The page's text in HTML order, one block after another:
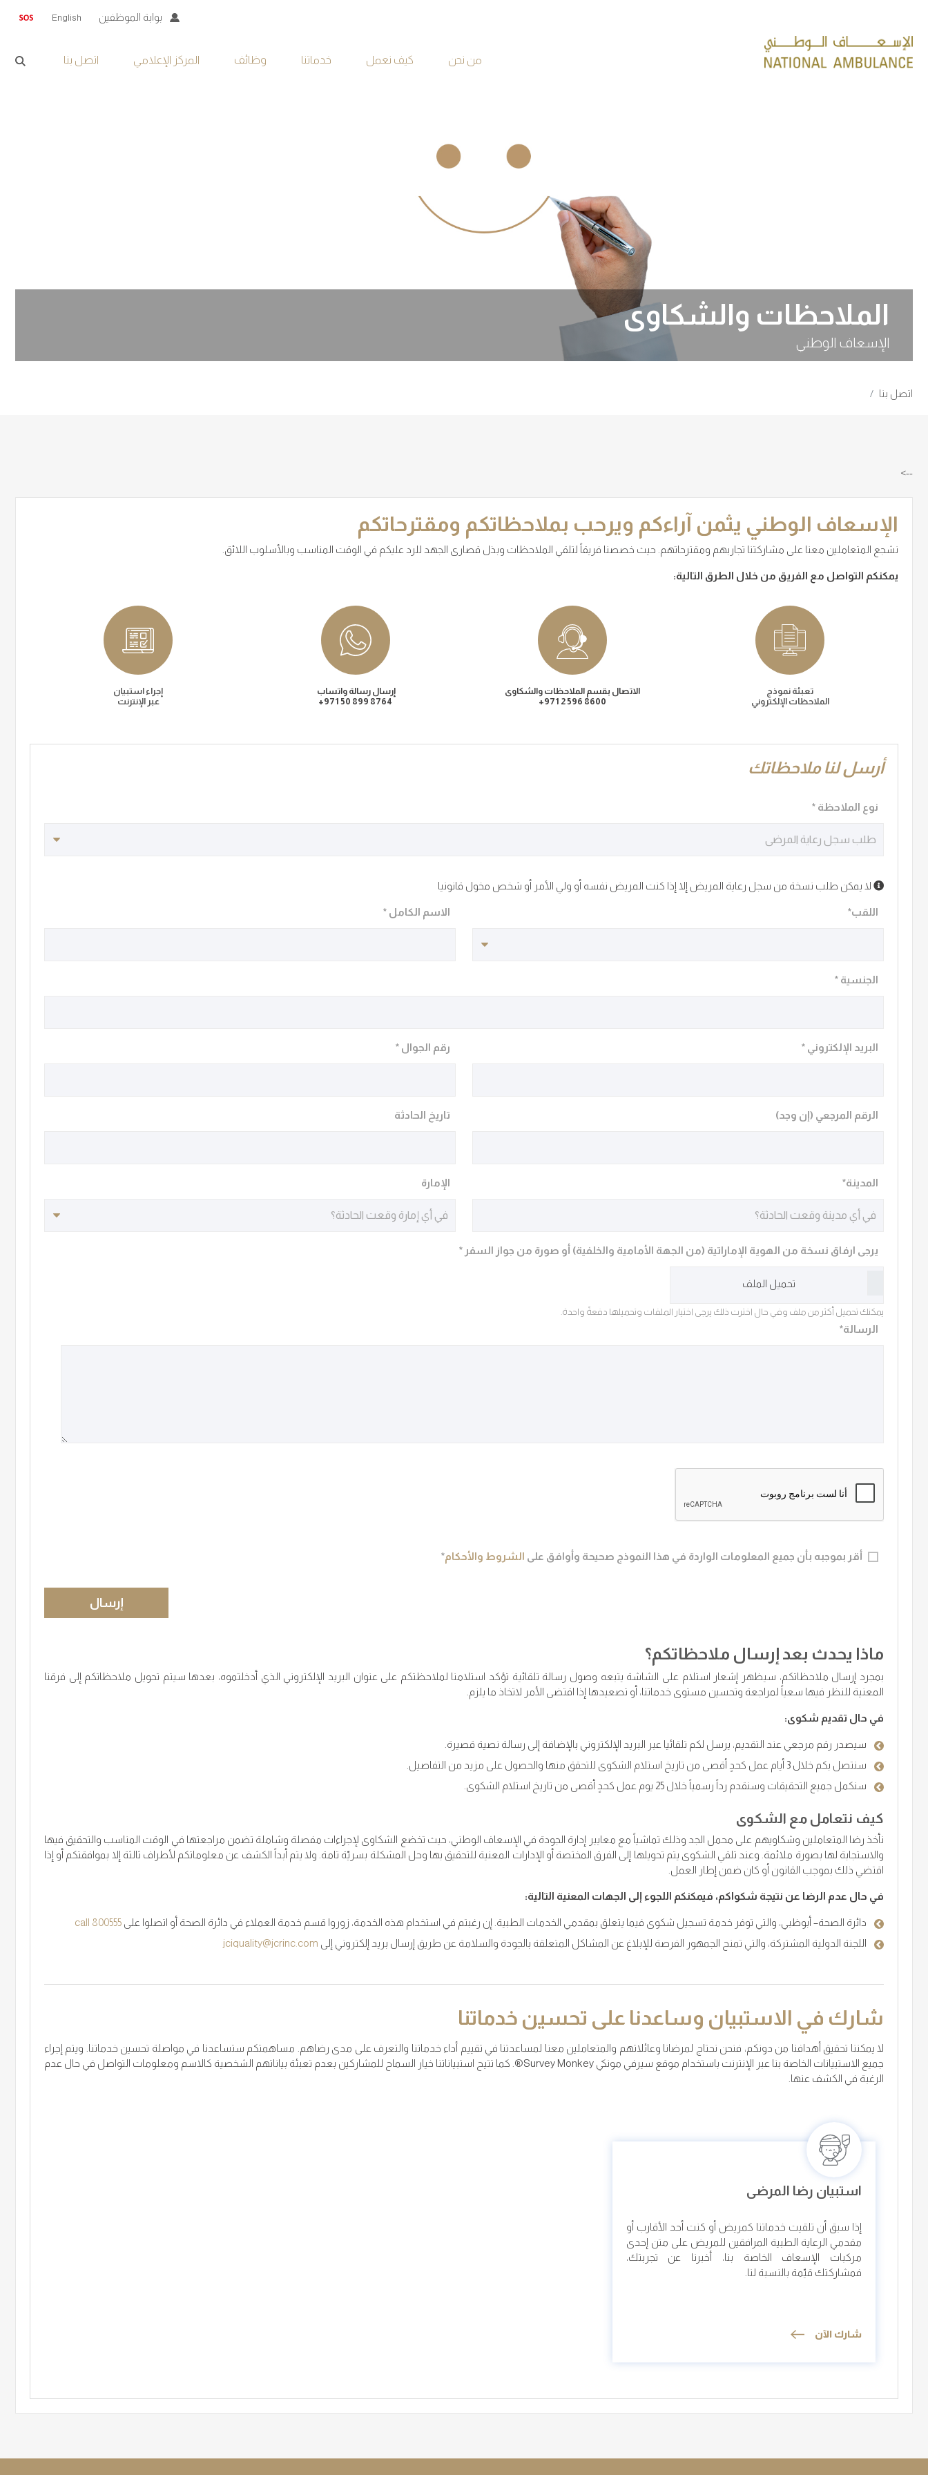
بوابة الموظفين English
من نحن كيف نعمل خدماتنا وظائف المركز الإعلامي اتصل بنا
الملاحظات والشكاوى
الإسعاف الوطني
اتصل بنا
-->
الإسعاف الوطني يثمن آراءكم ويرحب بملاحظاتكم ومقترحاتكم
نشجع المتعاملين معنا على مشاركتنا تجاربهم ومقترحاتهم. حيث خصصنا فريقاً لتلقي الملاحظات وبذل قصارى الجهد للرد عليكم في الوقت المناسب وبالأسلوب اللائق.
يمكنكم التواصل مع الفريق من خلال الطرق التالية:
تعبئة نموذج
الملاحظات الإلكتروني
الاتصال بقسم الملاحظات والشكاوى
8600 596 2 971+
إرسال رسالة واتساب
8764 899 50 971+
إجراء استبيان
عبر الإنترنت
أرسل لنا ملاحظاتك
نوع الملاحظة *
لا يمكن طلب نسخة من سجل رعاية المريض إلا إذا كنت المريض نفسه أو ولي الأمر أو شخص مخول قانونيا
اللقب* الاسم الكامل *
الجنسية *
البريد الإلكتروني * رقم الجوال *
الرقم المرجعي (إن وجد) تاريخ الحادثة
المدينة* الإمارة
يرجى ارفاق نسخة من الهوية الإماراتية (من الجهة الأمامية والخلفية) أو صورة من جواز السفر *
تحميل الملف
يمكنك تحميل أكثر من ملف وفي حال اخترت ذلك يرجى اختيار الملفات وتحميلها دفعةً واحدة.
الرسالة*
أقر بموجبه بأن جميع المعلومات الواردة في هذا النموذج صحيحة وأوافق على الشروط والأحكام*
إرسال
ماذا يحدث بعد إرسال ملاحظاتكم؟
بمجرد إرسال ملاحظاتكم، سيظهر إشعار استلام على الشاشة يتبعه وصول رسالة تلقائية تؤكد استلامنا لملاحظتكم على عنوان البريد الإلكتروني الذي أدخلتموه، بعدها سيتم تحويل ملاحظاتكم إلى فرقنا
المعنية للنظر فيها سعياً لمراجعة وتحسين مستوى خدماتنا، أو تصعيدها إذا اقتضى الأمر لاتخاذ ما يلزم.
في حال تقديم شكوى:
سيصدر رقم مرجعي عند التقديم، يرسل لكم تلقائيا عبر البريد الإلكتروني بالإضافة إلى رسالة نصية قصيرة.
سنتصل بكم خلال 3 أيام عمل كحدٍ أقصى من تاريخ استلام الشكوى للتحقق منها والحصول على مزيد من التفاصيل.
سنكمل جميع التحقيقات وسنقدم رداً رسمياً خلال 25 يوم عمل كحدٍ أقصى من تاريخ استلام الشكوى.
كيف نتعامل مع الشكوى
نأخذ رضا المتعاملين وشكاويهم على محمل الجد وذلك تماشياً مع معايير إدارة الجودة في الإسعاف الوطني، حيث تخضع الشكاوى لإجراءات مفصلة وشاملة تضمن مراجعتها في الوقت المناسب والتحقيق فيها
والاستجابة لها بصورة ملائمة. وعند تلقي الشكوى يتم تحويلها إلى الفرق المختصة أو الإدارات المعنية للتحقيق بها وحل المشكلة بسريّة تامة. ولا يتم أبداً الكشف عن معلوماتكم لأطراف ثالثة إلا بموافقتكم أو إذا
اقتضي ذلك بموجب القانون أو كان ضمن إطار العمل.
في حال عدم الرضا عن نتيجة شكواكم، فيمكنكم اللجوء إلى الجهات المعنية التالية:
دائرة الصحة– أبوظبي، والتي توفر خدمة تسجيل شكوى فيما يتعلق بمقدمي الخدمات الطبية. إن رغبتم في استخدام هذه الخدمة، زوروا قسم خدمة العملاء في دائرة الصحة أو اتصلوا على call 800555
اللجنة الدولية المشتركة، والتي تمنح الجمهور الفرصة للإبلاغ عن المشاكل المتعلقة بالجودة والسلامة عن طريق إرسال بريد إلكتروني إلى jciquality@jcrinc.com
شارك في الاستبيان وساعدنا على تحسين خدماتنا
لا يمكننا تحقيق أهدافنا من دونكم، فنحن نحتاج لمرضانا وعائلاتهم والمتعاملين معنا لمساعدتنا في تقييم أداء خدماتنا والتعرف على مدى رضاهم. مساهمتكم ستساعدنا في مواصلة تحسين خدماتنا. ويتم إجراء
جميع الاستبيانات الخاصة بنا عبر الإنترنت باستخدام موقع سيرفي مونكي Survey Monkey®. كما تتيح استبياناتنا خيار السماح للمشاركين بعدم تعبئة بياناتهم الشخصية كالاسم ومعلومات التواصل في حال عدم
الرغبة في الكشف عنها.
استبيان رضا المرضى
إذا سبق أن تلقيت خدماتنا كمريض أو كنت أحد الأقارب أو
مقدمي الرعاية الطبية المرافقين للمريض على متن إحدى
مركبات الإسعاف الخاصة بنا، أخبرنا عن تجربتك،
فمشاركتك قيّمة بالنسبة لنا.
شارك الآن